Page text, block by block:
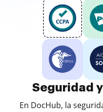
Seguridad
En DocHub, la